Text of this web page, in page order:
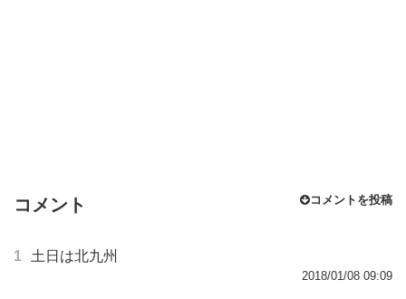
コメント コメントを投稿
1 土日は北九州
2018/01/08 09:09